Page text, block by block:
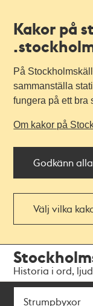
Kakor på
På
sammanställa
fungera på ett bra
Om kakor på
Godkänn
Välj vilka
navigationen
huvudinnehållet
Historia i ord,
Sök